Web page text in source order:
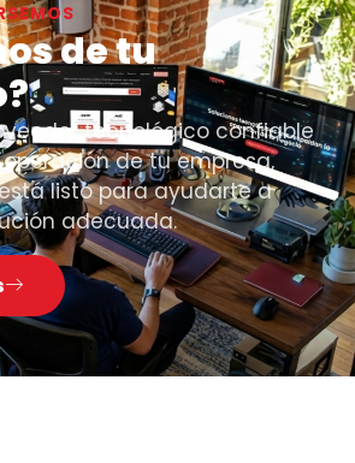
de tu
tecnológico confiable
de tu empresa,
listo para ayudarte a
adecuada.